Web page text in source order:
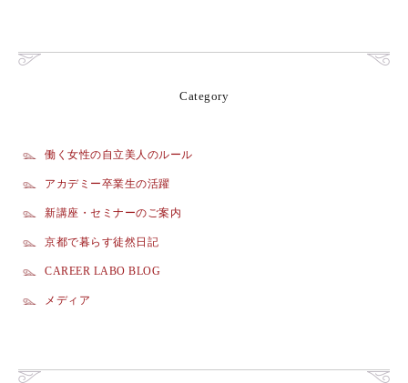
Category
働く女性の自立美人のルール
アカデミー卒業生の活躍
新講座・セミナーのご案内
京都で暮らす徒然日記
CAREER LABO BLOG
メディア